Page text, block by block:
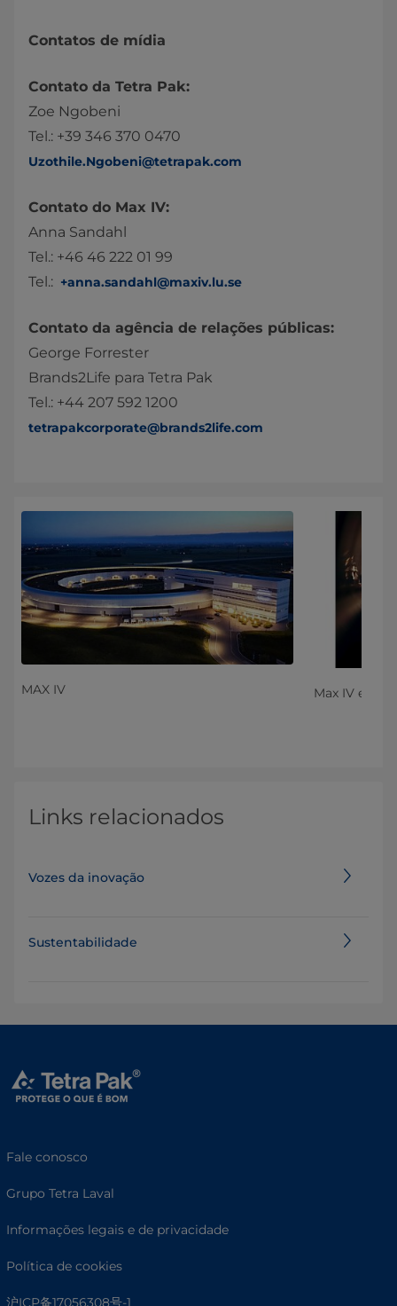
Contatos de mídia
Contato da Tetra Pak:
Zoe Ngobeni
Tel.: +39 346 370 0470
Uzothile.Ngobeni@tetrapak.com
Contato do Max IV:
Anna Sandahl
Tel.: +46 46 222 01 99
Tel.: +anna.sandahl@maxiv.lu.se
Contato da agência de relações públicas:
George Forrester
Brands2Life para Tetra Pak
Tel.: +44 207 592 1200
tetrapakcorporate@brands2life.com
MAX IV Max IV em
Links relacionados
Vozes da inovação
Sustentabilidade
Fale conosco
Grupo Tetra Laval
Informações legais e de privacidade
Política de cookies
沪ICP备17056308号-1